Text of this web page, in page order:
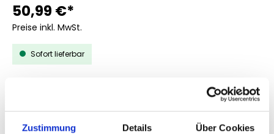
Zustimmung Details Über Cookies
50,99 €*
Preise inkl. MwSt.
Sofort lieferbar
AUSWÄHLEN
10